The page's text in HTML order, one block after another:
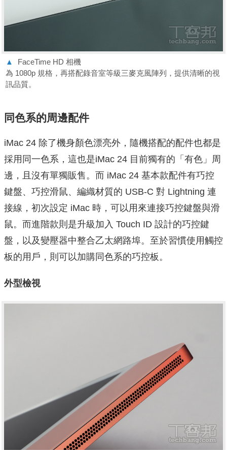
▲
FaceTime HD 相機
為 1080p 規格，再搭配錄音室等級三麥克風陣列，提供清晰的視
訊品質。
同色系的周邊配件
iMac 24 除了機身顏色漂亮外，隨機搭配的配件也都是
採用同一色系，這也是iMac 24 目前獨有的「有色」周
邊，且沒有單獨販售。而 iMac 24 基本款配件有巧控
鍵盤、巧控滑鼠、編織材質的 USB-C 對 Lightning 連
接線，初次設定 iMac 時，可以用來連接巧控鍵盤與滑
鼠。而進階款則是升級加入 Touch ID 設計的巧控鍵
盤，以及變壓器中整合乙太網路埠。至於習慣使用觸控
板的用戶，則可以加購同色系的巧控板。
外型檢視